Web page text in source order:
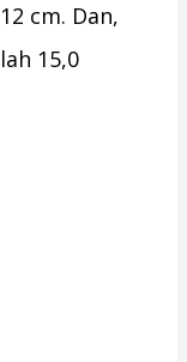
cm. Dan,
15,0